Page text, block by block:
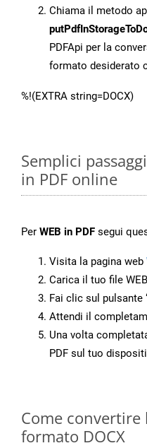
Chiama il metodo
PDFApi per la
formato desiderato
%!(EXTRA string=DOCX)
Semplici
in PDF online
Per WEB in PDF segui
Visita la pagina web
Carica il tuo file
Fai clic sul pulsante
Attendi il
Una volta
PDF sul tuo
Come convertire
formato DOCX